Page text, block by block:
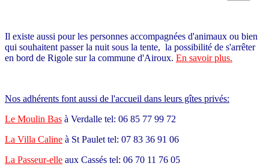
Il existe aussi pour les personnes accompagnées d'animaux ou bien
qui souhaitent passer la nuit sous la tente, la possibilité de s'arrêter
en bord de Rigole sur la commune d'Airoux. En savoir plus.
Nos adhérents font aussi de l'accueil dans leurs gîtes privés:
Le Moulin Bas à Verdalle tel: 06 85 77 99 72
La Villa Caline à St Paulet tel: 07 83 36 91 06
La Passeur-elle aux Cassés tel: 06 70 11 76 05